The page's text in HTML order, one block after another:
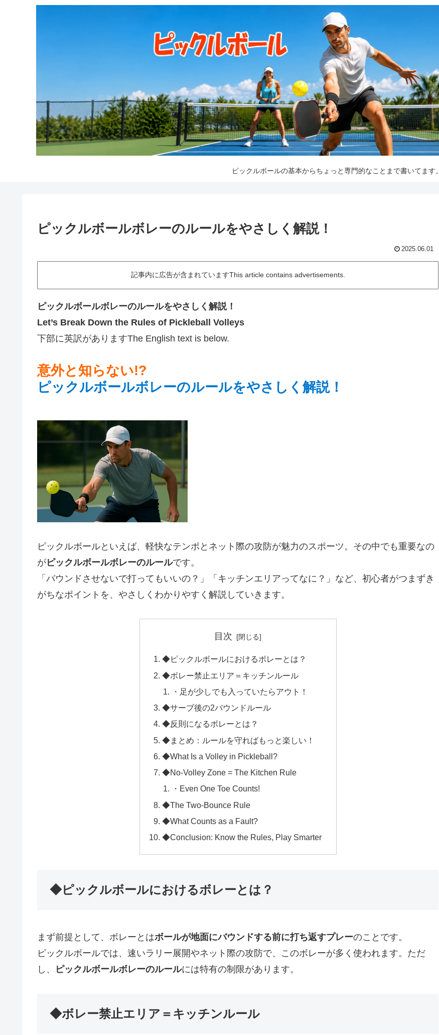
ピックルボールの基本からちょっと専門的なことまで書いてます。
ピックルボールボレーのルールをやさしく解説！
2025.06.01
記事内に広告が含まれていますThis article contains advertisements.
ピックルボールボレーのルールをやさしく解説！
Let’s Break Down the Rules of Pickleball Volleys
下部に英訳がありますThe English text is below.
意外と知らない!?
ピックルボールボレーのルールをやさしく解説！
ピックルボールといえば、軽快なテンポとネット際の攻防が魅力のスポーツ。その中でも重要なの
がピックルボールボレーのルールです。
「バウンドさせないで打ってもいいの？」「キッチンエリアってなに？」など、初心者がつまずき
がちなポイントを、やさしくわかりやすく解説していきます。
目次
◆ピックルボールにおけるボレーとは？
◆ボレー禁止エリア＝キッチンルール
・足が少しでも入っていたらアウト！
◆サーブ後の2バウンドルール
◆反則になるボレーとは？
◆まとめ：ルールを守ればもっと楽しい！
◆What Is a Volley in Pickleball?
◆No-Volley Zone = The Kitchen Rule
・Even One Toe Counts!
◆The Two-Bounce Rule
◆What Counts as a Fault?
◆Conclusion: Know the Rules, Play Smarter
◆ピックルボールにおけるボレーとは？
まず前提として、ボレーとはボールが地面にバウンドする前に打ち返すプレーのことです。
ピックルボールでは、速いラリー展開やネット際の攻防で、このボレーが多く使われます。ただ
し、
ピックルボールボレーのルールには特有の制限があります。
◆ボレー禁止エリア＝キッチンルール